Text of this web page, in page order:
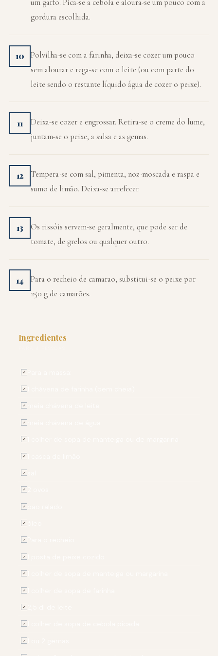
um garfo. Pica-se a cebola e aloura-se um pouco com a
gordura escolhida.
10
Polvilha-se com a farinha, deixa-se cozer um pouco
sem alourar e rega-se com o leite (ou com parte do
leite sendo o restante líquido água de cozer o peixe).
11
Deixa-se cozer e engrossar. Retira-se o creme do lume,
juntam-se o peixe, a salsa e as gemas.
12
Tempera-se com sal, pimenta, noz-moscada e raspa e
sumo de limão. Deixa-se arrefecer.
13
Os rissóis servem-se geralmente, que pode ser de
tomate, de grelos ou qualquer outro.
14
Para o recheio de camarão, substitui-se o peixe por
250 g de camarões.
Ingredientes
✓
✓
✓
✓
✓
✓
✓
✓
✓
✓
✓
✓
✓
✓
✓
✓
✓